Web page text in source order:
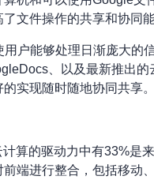
文件操作的共享和协同能
户能够处理日渐庞大的
、以及最新推出
实现随时随地协同共享
算的驱动力中有33%是
端进行整合，包括移动